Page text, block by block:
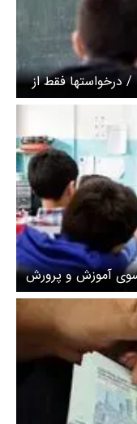
/ درخواستها فقط از
و مهلت
آموزش و پرورش